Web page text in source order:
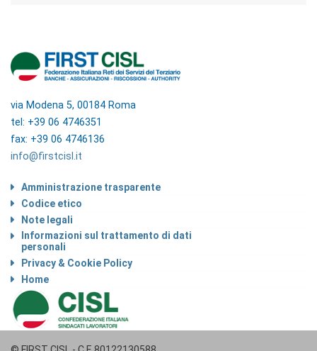
via Modena 5, 00184 Roma
tel: +39 06 4746351
fax: +39 06 4746136
info@firstcisl.it
Amministrazione trasparente
Codice etico
Note legali
Informazioni sul trattamento di dati
personali
Privacy & Cookie Policy
Home